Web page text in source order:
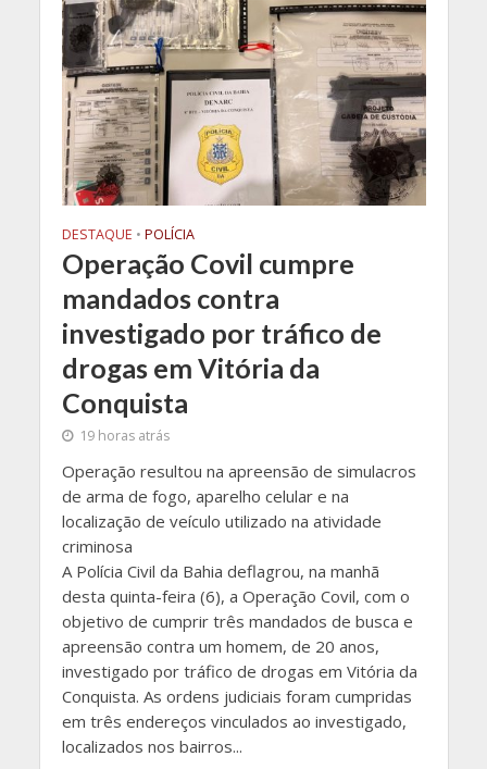
DESTAQUE • POLÍCIA
Operação Covil cumpre
mandados contra
investigado por tráfico de
drogas em Vitória da
Conquista
19 horas atrás
Operação resultou na apreensão de simulacros
de arma de fogo, aparelho celular e na
localização de veículo utilizado na atividade
criminosa
A Polícia Civil da Bahia deflagrou, na manhã
desta quinta-feira (6), a Operação Covil, com o
objetivo de cumprir três mandados de busca e
apreensão contra um homem, de 20 anos,
investigado por tráfico de drogas em Vitória da
Conquista. As ordens judiciais foram cumpridas
em três endereços vinculados ao investigado,
localizados nos bairros...